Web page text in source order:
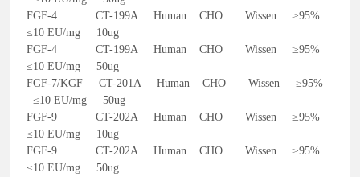
FGF-4 CT-199A Human CHO Wissen ≥95%
≤10 EU/mg 10ug
FGF-4 CT-199A Human CHO Wissen ≥95%
≤10 EU/mg 50ug
FGF-7/KGF CT-201A Human CHO Wissen ≥95%
≤10 EU/mg 50ug
FGF-9 CT-202A Human CHO Wissen ≥95%
≤10 EU/mg 10ug
FGF-9 CT-202A Human CHO Wissen ≥95%
≤10 EU/mg 50ug